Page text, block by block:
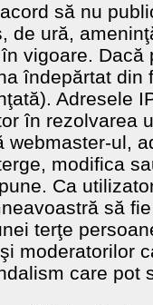
să nu
de ură,
vigoare.
îndepărtat
Adresele
în rezolvarea
webmaster-ul,
modifica
Ca
să
terţe
moderatorilor
care pot